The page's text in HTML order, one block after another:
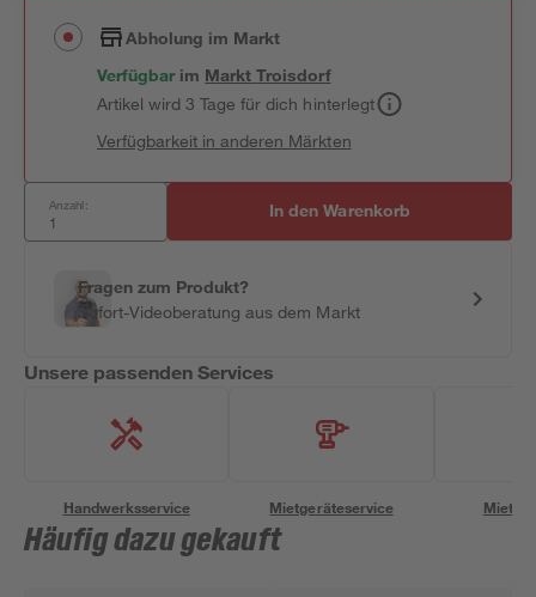
Abholung im Markt
Verfügbar im MarktTroisdorf
Artikel wird 3 Tage für dich hinterlegt
Verfügbarkeit in anderen Märkten
Anzahl: In den Warenkorb
Fragen zum Produkt?
Sofort-Videoberatung aus dem Markt
Unsere passenden Services
Handwerksservice Mietgeräteservice
Häufig dazu gekauft